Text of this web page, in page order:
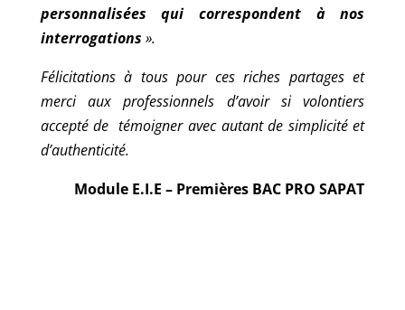
personnalisées qui correspondent à nos
interrogations ».
Félicitations à tous pour ces riches partages et
merci aux professionnels d’avoir si volontiers
accepté de témoigner avec autant de simplicité et
d’authenticité.
Module E.I.E – Premières BAC PRO SAPAT